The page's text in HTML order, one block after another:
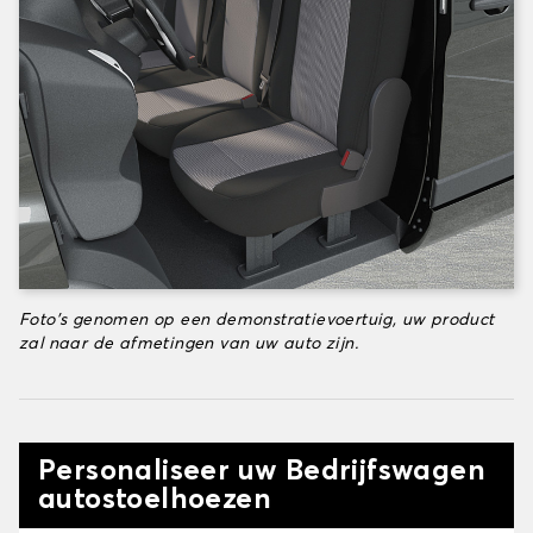
Foto's genomen op een demonstratievoertuig, uw product
zal naar de afmetingen van uw auto zijn.
Personaliseer uw Bedrijfswagen
autostoelhoezen